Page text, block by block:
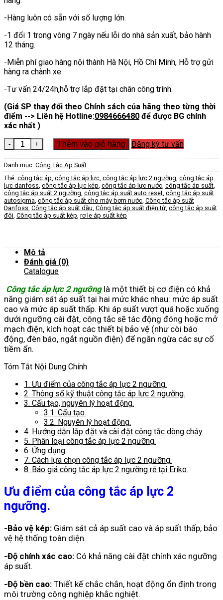
-Hàng luôn có sẵn với số lượng lớn.
-1 đổi 1 trong vòng 7 ngày nếu lỗi do nhà sản xuất, bảo hành
12 tháng.
-Miễn phí giao hàng nội thành Hà Nội, Hồ Chí Minh, Hỗ trợ gửi
hàng ra chành xe.
-Tư vấn 24/24h,hỗ trợ lắp đặt tại chân công trình.
(Giá SP thay đổi theo Chính sách của hãng theo từng thời
điểm --> Liên hệ Hotline:0984666480 để được BG chính
xác nhất )
Công Tắc Áp Lực 2 Ngưỡng số lượng
Thêm vào giỏ hàng Đăng ký tư vấn
Danh mục: Công Tắc Áp Suất
Thẻ: công tắc áp công tắc áp lực công tắc áp lực 2 ngưỡng công tắc áp
lực danfoss công tắc áp lực kép công tắc áp lực nước công tắc áp suất
công tắc áp suất 2 ngưỡng công tắc áp suất auto reset công tắc áp suất
autosigma công tắc áp suất cho máy bơm nước Công tắc áp suất
Danfoss Công tắc áp suất dầu Công tắc áp suất điện tử công tắc áp suất
đôi Công tắc áp suất kép rơ le áp suất kép
Mô tả
Đánh giá (0)
Catalogue
Công tắc áp lực 2 ngưỡnglà một thiết bị cơ điện có khả
năng giám sát áp suất tại hai mức khác nhau: mức áp suất
cao và mức áp suất thấp. Khi áp suất vượt quá hoặc xuống
dưới ngưỡng cài đặt, công tắc sẽ tác động đóng hoặc mở
mạch điện, kích hoạt các thiết bị bảo vệ (như còi báo
động, đèn báo, ngắt nguồn điện) để ngăn ngừa các sự cố
tiềm ẩn.
Tóm Tắt Nội Dung Chính
1. Ưu điểm của công tắc áp lực 2 ngưỡng.
2. Thông số kỹ thuật công tắc áp lực 2 ngưỡng.
3. Cấu tạo, nguyên lý hoạt động.
3.1. Cấu tạo.
3.2. Nguyên lý hoạt động.
4. Hướng dẫn lắp đặt và cài đặt công tắc dòng chảy.
5. Phân loại công tắc áp lực 2 ngưỡng.
6. Ứng dụng.
7. Cách lựa chọn công tắc áp lực 2 ngưỡng.
8. Báo giá công tắc áp lực 2 ngưỡng rẻ tại Eriko.
Ưu điểm của công tắc áp lực 2
ngưỡng.
-Bảo vệ kép: Giám sát cả áp suất cao và áp suất thấp, bảo
vệ hệ thống toàn diện.
-Độ chính xác cao: Có khả năng cài đặt chính xác ngưỡng
áp suất.
-Độ bền cao: Thiết kế chắc chắn, hoạt động ổn định trong
môi trường công nghiệp khắc nghiệt.